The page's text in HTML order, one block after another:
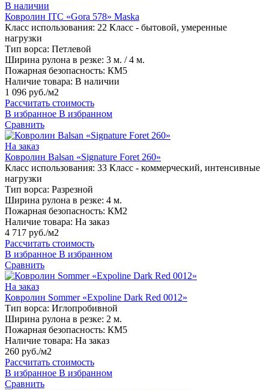
В наличии
Ковролин ITC «Gora 578» Maska
Класс использования: 22 Класс - бытовой, умеренные
нагрузки
Тип ворса: Петлевой
Ширина рулона в резке: 3 м. / 4 м.
Пожарная безопасность: КМ5
Наличие товара: В наличии
1 096 руб./м2
Рассчитать стоимость
В избранное В избранном
Сравнить
На заказ
Ковролин Balsan «Signature Foret 260»
Класс использования: 33 Класс - коммерческий, интенсивные
нагрузки
Тип ворса: Разрезной
Ширина рулона в резке: 4 м.
Пожарная безопасность: КМ2
Наличие товара: На заказ
4 717 руб./м2
Рассчитать стоимость
В избранное В избранном
Сравнить
На заказ
Ковролин Sommer «Expoline Dark Red 0012»
Тип ворса: Иглопробивной
Ширина рулона в резке: 2 м.
Пожарная безопасность: КМ5
Наличие товара: На заказ
260 руб./м2
Рассчитать стоимость
В избранное В избранном
Сравнить